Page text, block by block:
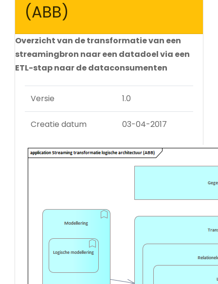
(ABB)
Overzicht van de transformatie van een
streamingbron naar een datadoel via een
ETL-stap naar de dataconsumenten
Versie 1.0
Creatie datum 03-04-2017